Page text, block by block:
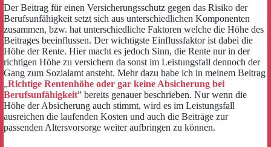
Der Beitrag für einen Versicherungsschutz gegen das Risiko der
Berufsunfähigkeit setzt sich aus unterschiedlichen Komponenten
zusammen, bzw. hat unterschiedliche Faktoren welche die Höhe des
Beitrages beeinflussen. Der wichtigste Einflussfaktor ist dabei die
Höhe der Rente. Hier macht es jedoch Sinn, die Rente nur in der
richtigen Höhe zu versichern da sonst im Leistungsfall dennoch der
Gang zum Sozialamt ansteht. Mehr dazu habe ich in meinem Beitrag
„Richtige Rentenhöhe oder gar keine Absicherung bei
Berufsunfähigkeit” bereits genauer beschrieben. Nur wenn die
Höhe der Absicherung auch stimmt, wird es im Leistungsfall
ausreichen die laufenden Kosten und auch die Beiträge zur
passenden Altersvorsorge weiter aufbringen zu können.